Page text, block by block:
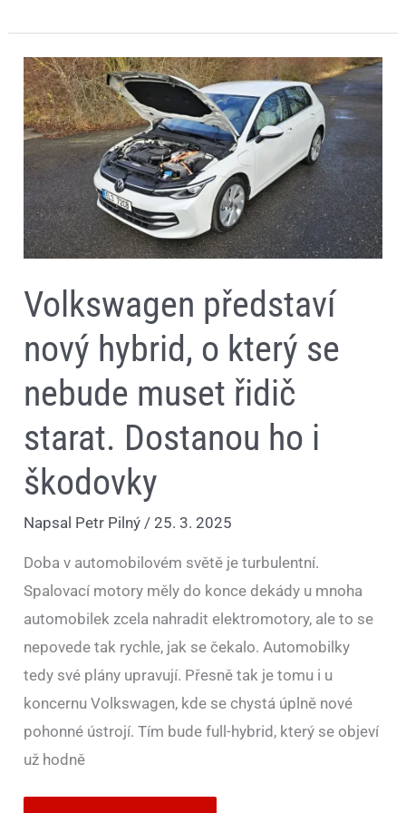
Volkswagen představí
nový hybrid, o který se
nebude muset řidič
starat. Dostanou ho i
škodovky
Napsal Petr Pilný /25. 3. 2025
Doba v automobilovém světě je turbulentní.
Spalovací motory měly do konce dekády u mnoha
automobilek zcela nahradit elektromotory, ale to se
nepovede tak rychle, jak se čekalo. Automobilky
tedy své plány upravují. Přesně tak je tomu i u
koncernu Volkswagen, kde se chystá úplně nové
pohonné ústrojí. Tím bude full-hybrid, který se objeví
už hodně
Volkswagen
představí
nový
hybrid,
o
který
se
nebude
muset
řidič
starat.
Dostanou
ho
i